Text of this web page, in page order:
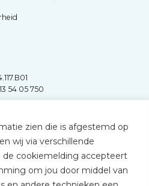
zien die is afgestemd op
wij via verschillende
de cookiemelding accepteert
om jou door middel van
54 05 750